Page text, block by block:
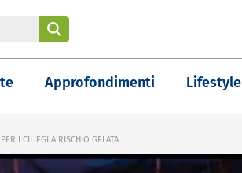
Approfondimenti Lifestyle
I CILIEGI A RISCHIO GELATA